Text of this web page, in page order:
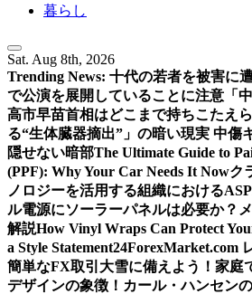
暮らし
Sat. Aug 8th, 2026
Trending News: 十代の若者を被害に
で公演を展開していることに注意 「
高市早苗首相はどこまで持ちこたえ
る“生体臓器摘出”」の暗い現実 中傷
隠せない暗部The Ultimate Guide to
(PPF): Why Your Car Needs It Nowク
ノロジーを活用する組織における
ル電源にソーラーパネルは必要か？
解説How Vinyl Wraps Can Protect
a Style Statement24ForexMarket.com
簡単なFX取引 大雪に備えよう！家庭
デザインの象徴！カール・ハンセン